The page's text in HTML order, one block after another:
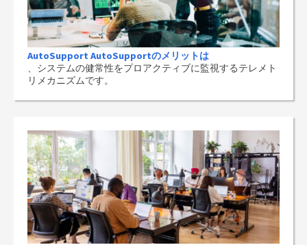
AutoSupport AutoSupportのメリットは
、システムの健常性をプロアクティブに監視するテレメト
リメカニズムです。